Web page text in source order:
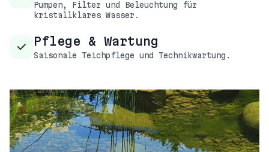
Pumpen, Filter und Beleuchtung für
kristallklares Wasser.
Pflege & Wartung
Saisonale Teichpflege und Technikwartung.